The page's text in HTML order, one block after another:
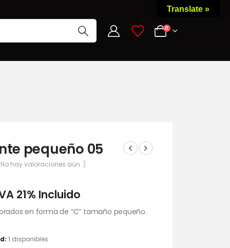
0 0
pequeño 05
hay valoraciones aún. )
21% Incluido
en forma de “C” tamaño pequeño.
1 disponibles
Translate »